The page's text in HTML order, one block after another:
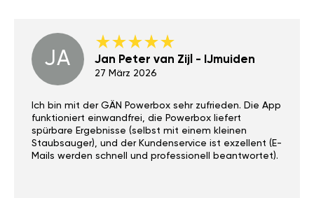
JA Jan Peter van Zijl - IJmuiden
27 März 2026
Ich bin mit der GÄN Powerbox sehr zufrieden. Die App
funktioniert einwandfrei, die Powerbox liefert
spürbare Ergebnisse (selbst mit einem kleinen
Staubsauger), und der Kundenservice ist exzellent (E-
Mails werden schnell und professionell beantwortet).